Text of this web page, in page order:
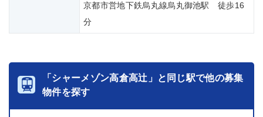
京都市営地下鉄烏丸線烏丸御池駅 徒歩16
分
「シャーメゾン高倉高辻」と同じ駅で他の募集
物件を探す